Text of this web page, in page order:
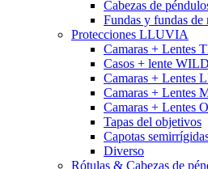
Cabezas de
Fundas y fundas de
Protecciones LLUVIA
Camaras + Lentes
Casos + lente
Camaras + Lentes
Camaras + Lentes
Camaras + Lentes
Tapas del objetivos
Capotas
Diverso
Rótulas & Cabezas de